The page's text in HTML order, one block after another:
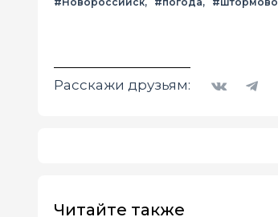
Расскажи друзьям:
Читайте также